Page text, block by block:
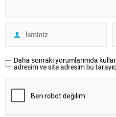
Daha sonraki yorumlarımda
adresim ve site adresim bu